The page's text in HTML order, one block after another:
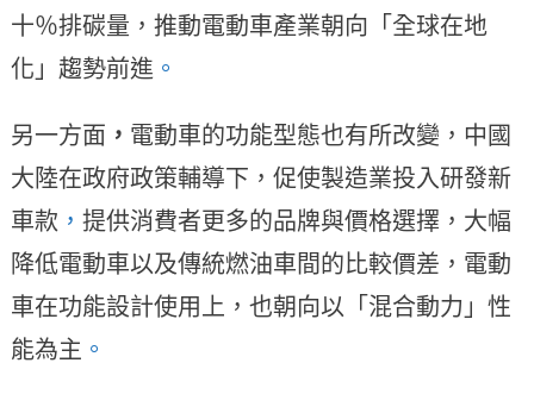
十％排碳量，推動電動車產業朝向「全球在地
化」趨勢前進 。
另一方面 ， 電動車的功能型態也有所改變，中國
大陸在政府政策輔導下，促使製造業投入研發新
車款 ， 提供消費者更多的品牌與價格選擇，大幅
降低電動車以及傳統燃油車間的比較價差，電動
車在功能設計使用上，也朝向以「混合動力」性
能為主 。